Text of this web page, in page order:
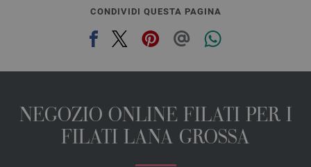
CONDIVIDI QUESTA PAGINA
NEGOZIO ONLINE FILATI PER I
FILATI LANA GROSSA